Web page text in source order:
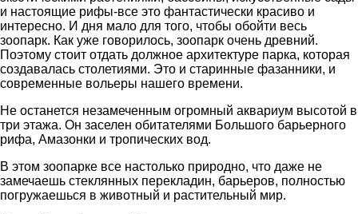
и настоящие рифы-все это фантастически красиво и
интересно. И дня мало для того, чтобы обойти весь
зоопарк. Как уже говорилось, зоопарк очень древний.
Поэтому стоит отдать должное архитектуре парка, которая
создавалась столетиями. Это и старинные фазанники, и
современные вольеры нашего времени.
Не останется незамеченным огромный аквариум высотой в
три этажа. Он заселен обитателями Большого барьерного
рифа, Амазонки и тропических вод.
В этом зоопарке все настолько природно, что даже не
замечаешь стеклянных перекладин, барьеров, полностью
погружаешься в животный и растительный мир.